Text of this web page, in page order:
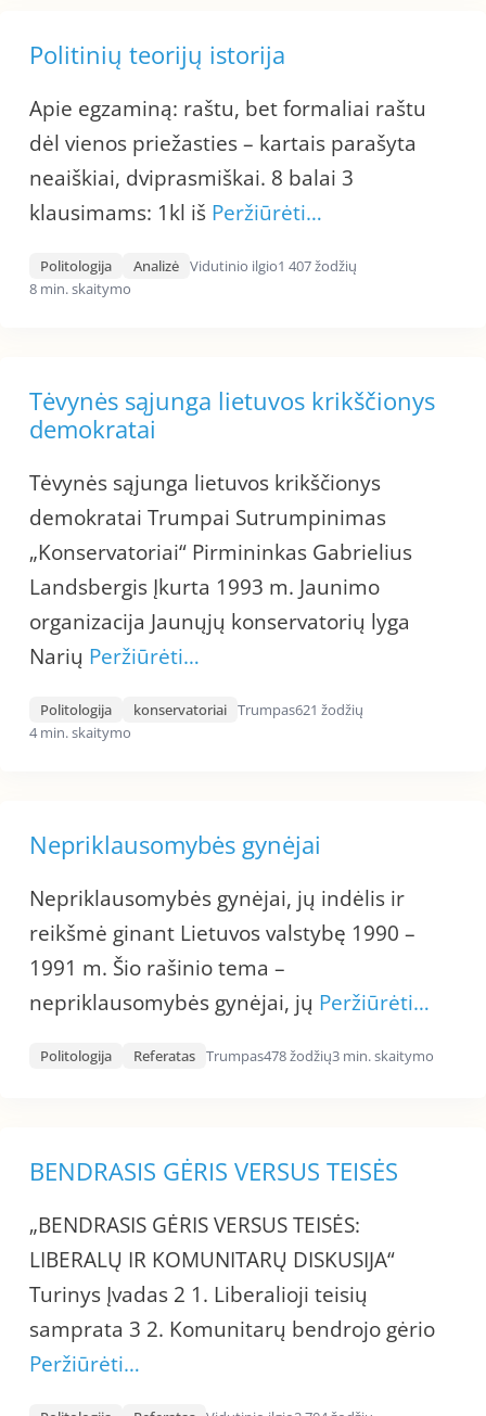
Politinių teorijų istorija
Apie egzaminą: raštu, bet formaliai raštu
dėl vienos priežasties – kartais parašyta
neaiškiai, dviprasmiškai. 8 balai 3
klausimams: 1kl iš Peržiūrėti…
Politologija Analizė Vidutinio ilgio1 407 žodžių
8 min. skaitymo
Tėvynės sąjunga lietuvos krikščionys
demokratai
Tėvynės sąjunga lietuvos krikščionys
demokratai Trumpai Sutrumpinimas
„Konservatoriai“ Pirmininkas Gabrielius
Landsbergis Įkurta 1993 m. Jaunimo
organizacija Jaunųjų konservatorių lyga
Narių Peržiūrėti…
Politologija konservatoriai Trumpas621 žodžių
4 min. skaitymo
Nepriklausomybės gynėjai
Nepriklausomybės gynėjai, jų indėlis ir
reikšmė ginant Lietuvos valstybę 1990 –
1991 m. Šio rašinio tema –
nepriklausomybės gynėjai, jų Peržiūrėti…
Politologija Referatas Trumpas478 žodžių3 min. skaitymo
BENDRASIS GĖRIS VERSUS TEISĖS
„BENDRASIS GĖRIS VERSUS TEISĖS:
LIBERALŲ IR KOMUNITARŲ DISKUSIJA“
Turinys Įvadas 2 1. Liberalioji teisių
samprata 3 2. Komunitarų bendrojo gėrio
Peržiūrėti…